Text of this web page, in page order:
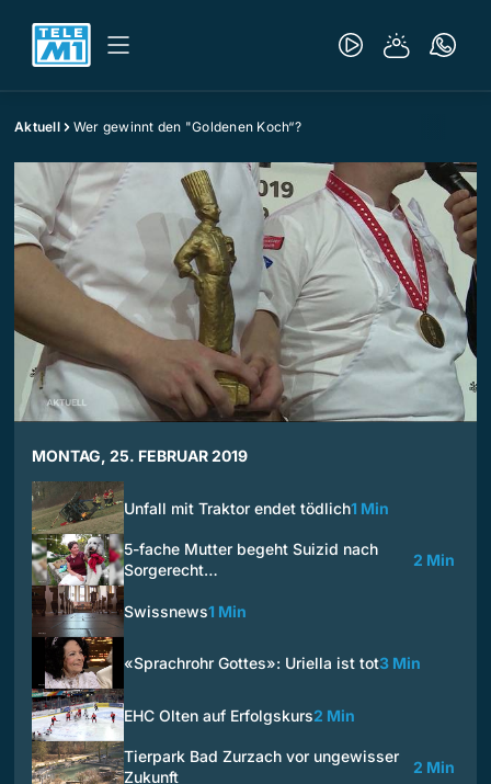
Aktuell Wer gewinnt den "Goldenen Koch“?
MONTAG, 25. FEBRUAR 2019
Unfall mit Traktor endet tödlich1 Min
5-fache Mutter begeht Suizid nach
Sorgerecht…
2 Min
Swissnews1 Min
«Sprachrohr Gottes»: Uriella ist tot3 Min
EHC Olten auf Erfolgskurs2 Min
Tierpark Bad Zurzach vor ungewisser
Zukunft
2 Min